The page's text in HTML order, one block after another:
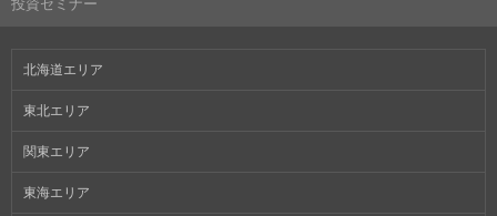
投資セミナー
北海道エリア
東北エリア
関東エリア
東海エリア